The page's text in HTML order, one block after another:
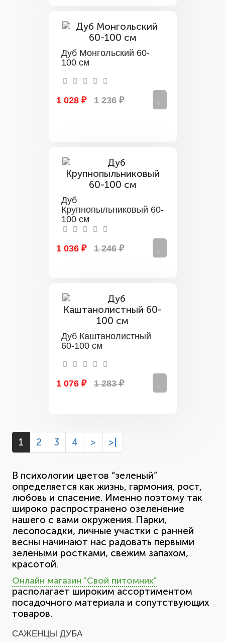
Дуб Монгольский 60-
100 см
1 028 ₽ 1 236 ₽
Дуб
Крупнопыльниковый 60-
100 см
1 036 ₽ 1 246 ₽
Дуб Каштанолистный
60-100 см
1 076 ₽ 1 283 ₽
1 2 3 4 > >|
В психологии цветов “зеленый”
определяется как жизнь, гармония, рост,
любовь и спасение. Именно поэтому так
широко распространено озеленение
нашего с вами окружения. Парки,
лесопосадки, личные участки с ранней
весны начинают нас радовать первыми
зелеными ростками, свежим запахом,
красотой.
Онлайн магазин "Свой питомник"
располагает широким ассортиментом
посадочного материала и сопутствующих
товаров.
САЖЕНЦЫ ДУБА